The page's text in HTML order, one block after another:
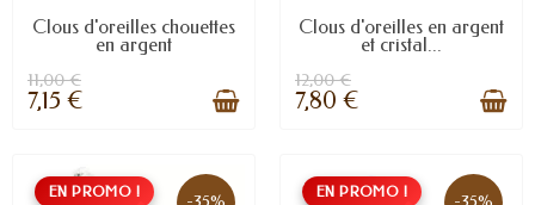
Clous d'oreilles chouettes
en argent
11,00 €
7,15 €
Clous d'oreilles en argent
et cristal...
12,00 €
7,80 €
EN PROMO ! EN PROMO !